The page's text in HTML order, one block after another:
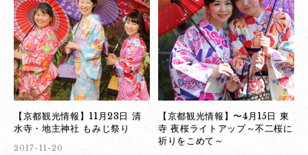
【京都観光情報】11月23日 清
水寺・地主神社 もみじ祭り
2017-11-20
【京都観光情報】〜4月15日 東
寺 夜桜ライトアップ～不二桜に
祈りをこめて～